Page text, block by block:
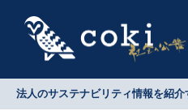
法人のサステナビリティ情報を紹